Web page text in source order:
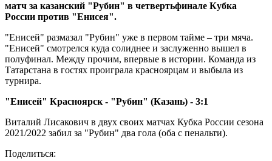
матч за казанский "Рубин" в четвертьфинале Кубка
России против "Енисея".
"Енисей" размазал "Рубин" уже в первом тайме – три мяча.
"Енисей" смотрелся куда солиднее и заслуженно вышел в
полуфинал. Между прочим, впервые в истории. Команда из
Татарстана в гостях проиграла красноярцам и выбыла из
турнира.
"Енисей" Красноярск - "Рубин" (Казань) - 3:1
Виталий Лисакович в двух своих матчах Кубка России сезона
2021/2022 забил за "Рубин" два гола (оба с пенальти).
Поделиться: